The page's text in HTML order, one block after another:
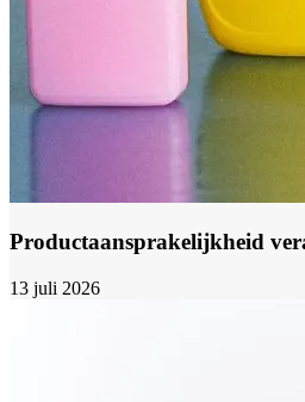
Productaansprakelijkheid
13 juli 2026